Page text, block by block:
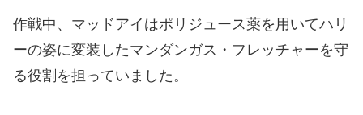
作戦中、マッドアイはポリジュース薬を用いてハリ
ーの姿に変装したマンダンガス・フレッチャーを守
る役割を担っていました。